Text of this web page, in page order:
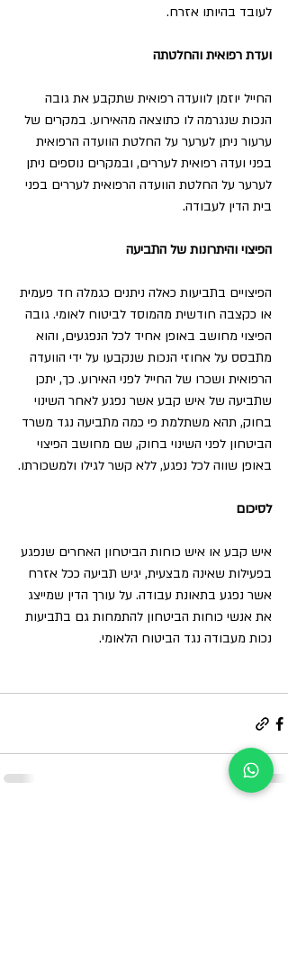
לעובד בהיותו אזרח.
ועדת רפואית והחלטתה
החייל יוזמן לוועדה רפואית שתקבע את גובה
הנכות שנגרמה לו כתוצאה מהאירוע. במקרים של
ערעור ניתן לערער על החלטת הוועדה הרפואית
בפני ועדה רפואית לעררים, ובמקרים נוספים ניתן
לערער על החלטת הוועדה הרפואית לעררים בפני
בית הדין לעבודה.
הפיצוי והיתרונות של התביעה
הפיצויים בתביעות כאלה ניתנים כגמלה חד פעמית
או כקצבה חודשית מהמוסד לביטוח לאומי. גובה
הפיצוי מחושב באופן אחיד לכל הנפגעים, והוא
מתבסס על אחוזי הנכות שנקבעו על ידי הוועדה
הרפואית ושכרו של החייל לפני האירוע. כך, יתכן
שתביעה של איש קבע אשר נפגע לאחר השינוי
בחוק, תהא משתלמת פי כמה מתביעה נגד משרד
הביטחון לפני השינוי בחוק, שם מחושב הפיצוי
באופן שווה לכל נפגע, ללא קשר לגילו ולמשכורתו.
לסיכום
איש קבע או איש כוחות הביטחון האחרים שנפגע
בפעילות שאינה מבצעית, יגיש תביעה ככל אזרח
אשר נפגע בתאונת עבודה. על עורך הדין שמייצג
את אנשי כוחות הביטחון להתמחות גם בתביעות
נכות מעבודה נגד הביטוח הלאומי.